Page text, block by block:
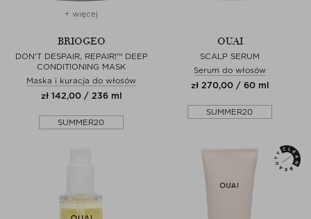
+ więcej
BRIOGEO
DON'T DESPAIR, REPAIR!™ DEEP
CONDITIONING MASK
Maska i kuracja do włosów
zł 142,00 / 236 ml
SUMMER20
OUAI
SCALP SERUM
Serum do włosów
zł 270,00 / 60 ml
SUMMER20